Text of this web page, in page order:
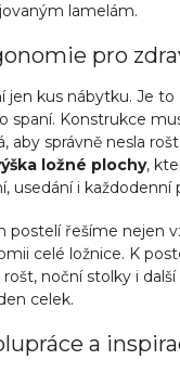
lamelám.
pro
jen kus nábytku. Je to
spaní. Konstrukce
aby správně nesla
ložné plochy,
usedání i každodenní
postelí řešíme nejen
celé ložnice. K
rošt, noční stolky i
celek.
a